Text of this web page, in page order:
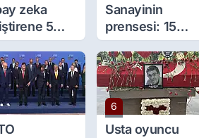
zeka
5
lira kredi
Sanayinin
prensesi: 15
yaşında 5 çırağı
var
6
Usta oyuncu